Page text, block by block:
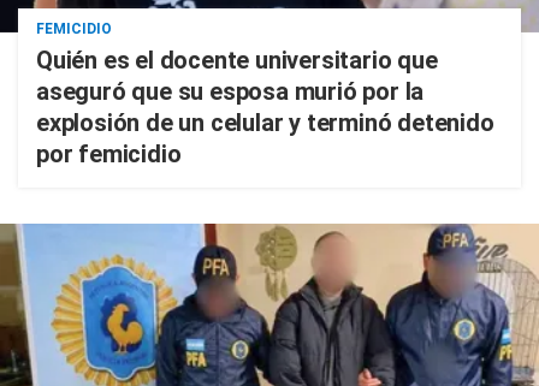
FEMICIDIO
Quién es el docente universitario que
aseguró que su esposa murió por la
explosión de un celular y terminó detenido
por femicidio